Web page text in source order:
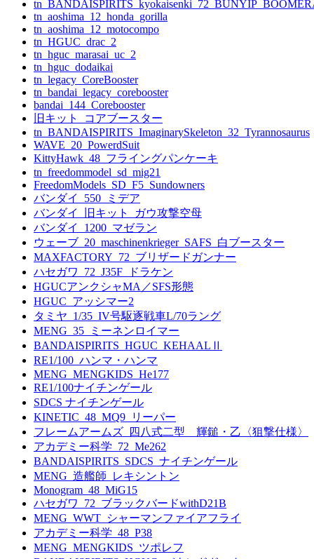
tn_aoshima_12_honda_gorilla
tn_aoshima_12_motocompo
tn_HGUC_drac_2
tn_hguc_marasai_uc_2
tn_hguc_dodaikai
tn_legacy_CoreBooster
tn_bandai_legacy_corebooster
bandai_144_Corebooster
旧キット_コアブースター
tn_BANDAISPIRITS_ImaginarySkeleton_32_Tyrannosaurus
WAVE_20_PowerdSuit
KittyHawk_48_フライングパンケーキ
tn_freedommodel_sd_mig21
FreedomModels_SD_F5_Sundowners
バンダイ_550_ミデア
バンダイ_旧キット_ガウ攻撃空母
バンダイ_1200_マゼラン
ウェーブ_20_maschinenkrieger_SAFS_白ブースター
MAXFACTORY_72_ブリザードガンナー
ハセガワ_72_J35F_ドラケン
HGUCアンクシャMA／SFS形態
HGUC_アッシマー2
タミヤ_1/35_IV号駆逐戦車L/70ラング
MENG_35_ミーネンロイマー
BANDAISPIRITS_HGUC_KEHAALⅡ
RE1/100_ハンマ・ハンマ
MENG_MENGKIDS_He177
RE1/100ナイチンゲール
SDCS ナイチンゲール
KINETIC_48_MQ9_リーパー
フレームアームズ_四八式二型 輝鎚・乙〈狙撃仕様〉
アカデミー科学_72_Me262
BANDAISPIRITS_SDCS_ナイチンゲール
MENG_造艦師_レキシントン
Monogram_48_MiG15
ハセガワ_72_ブラックバードwithD21B
MENG_WWT_シャーマンファイアフライ
アカデミー科学_48_P38
MENG_MENGKIDS_ツポレフ